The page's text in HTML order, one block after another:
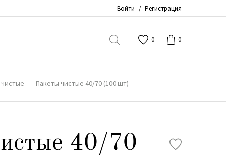
Войти / Регистрация
0 0
Пакеты чистые 40/70 (100 шт)
40/70